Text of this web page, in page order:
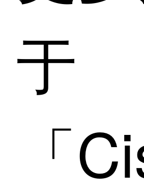
于
「